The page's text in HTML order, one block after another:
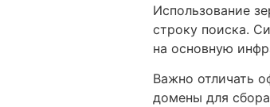
Использование
строку поиска.
на основную
Важно отличать
домены для